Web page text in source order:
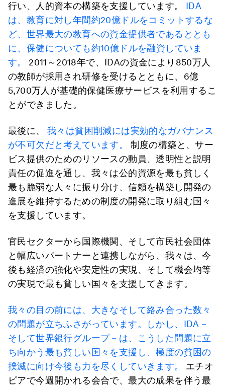
行い、人的資本の構築を支援しています。 IDA
は、教育に対し年間約20億ドルをコミットするな
ど、世界最大の教育への資金提供者であるととも
に、保健についても約10億ドルを融資していま
す。 2011～2018年で、IDAの資金により850万人
の教師が採用され研修を受けるとともに、6億
5,700万人が基礎的保健医療サービスを利用するこ
とができました。
最後に、 我々は貧困削減には実効的なガバナンス
が不可欠だと考えています。 制度の構築と、サー
ビス提供のためのリソースの動員、透明性と説明
責任の促進を通し、我々は公的資源を最も貧しく
最も脆弱な人々に振り分け、信頼を構築し開発の
進展を維持するための制度の開発に取り組む国々
を支援しています。
官民セクターから国際機関、そして市民社会団体
と幅広いパートナーと連携しながら、我々は、今
後も経済の強化や安定性の実現、そして機会均等
の実現で最も貧しい国々を支援してきます。
我々の目の前には、大きなそして絡み合った数々
の問題が立ちふさがっています。しかし、IDA－
そして世界銀行グループ－は、こうした問題に立
ち向かう最も貧しい国々を支援し、極度の貧困の
撲滅に向け今後も力を尽くしていきます。 エチオ
ピアで今週開かれる会合で、最大の成果を伴う最